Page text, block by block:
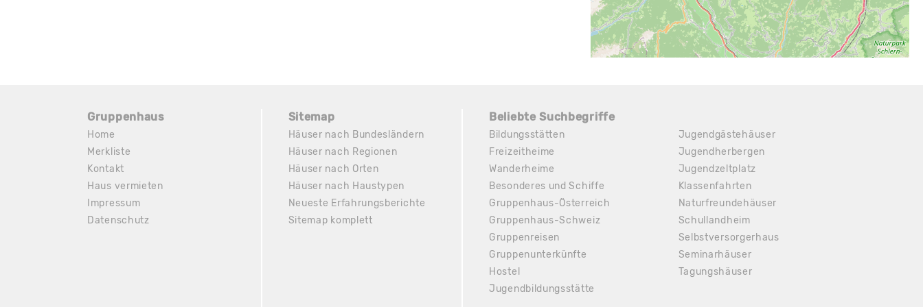
Gruppenhaus
Home
Merkliste
Kontakt
Haus vermieten
Impressum
Datenschutz
Sitemap
Häuser nach Bundesländern
Häuser nach Regionen
Häuser nach Orten
Häuser nach Haustypen
Neueste Erfahrungsberichte
Sitemap komplett
Beliebte Suchbegriffe
Bildungsstätten
Freizeitheime
Wanderheime
Besonderes und Schiffe
Gruppenhaus-Österreich
Gruppenhaus-Schweiz
Gruppenreisen
Gruppenunterkünfte
Hostel
Jugendbildungsstätte
Jugendgästehäuser
Jugendherbergen
Jugendzeltplatz
Klassenfahrten
Naturfreundehäuser
Schullandheim
Selbstversorgerhaus
Seminarhäuser
Tagungshäuser